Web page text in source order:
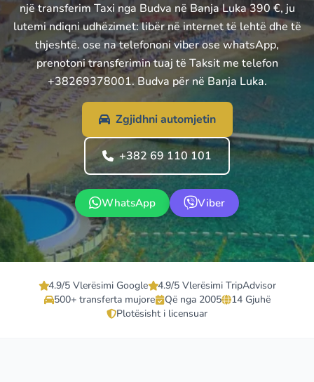
një transferim Taxi nga Budva në Banja Luka 390 €, ju
lutemi ndiqni udhëzimet: libër në internet të lehtë dhe të
thjeshtë. ose na telefononi viber ose whatsApp,
prenotoni transferimin tuaj të Taksit me telefon
+38269378001. Budva për në Banja Luka.
Zgjidhni automjetin
+382 69 110 101
WhatsApp Viber
4.9/5 Vlerësimi Google
4.9/5 Vlerësimi TripAdvisor
500+ transferta mujore
Që nga 2005
14 Gjuhë
Plotësisht i licensuar